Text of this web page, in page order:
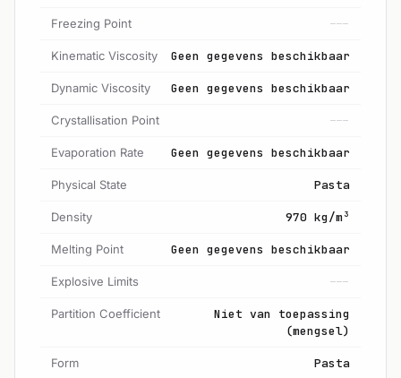
Freezing Point ---
Kinematic Viscosity Geen gegevens beschikbaar
Dynamic Viscosity Geen gegevens beschikbaar
Crystallisation Point ---
Evaporation Rate Geen gegevens beschikbaar
Physical State Pasta
Density 970 kg/m³
Melting Point Geen gegevens beschikbaar
Explosive Limits ---
Partition Coefficient
Niet van toepassing
(mengsel)
Form Pasta